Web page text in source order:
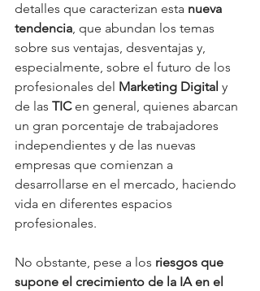
detalles que caracterizan esta nueva
tendencia, que abundan los temas
sobre sus ventajas, desventajas y,
especialmente, sobre el futuro de los
profesionales del Marketing Digital y
de las TIC en general, quienes abarcan
un gran porcentaje de trabajadores
independientes y de las nuevas
empresas que comienzan a
desarrollarse en el mercado, haciendo
vida en diferentes espacios
profesionales.
No obstante, pese a los riesgos que
supone el crecimiento de la IA en el